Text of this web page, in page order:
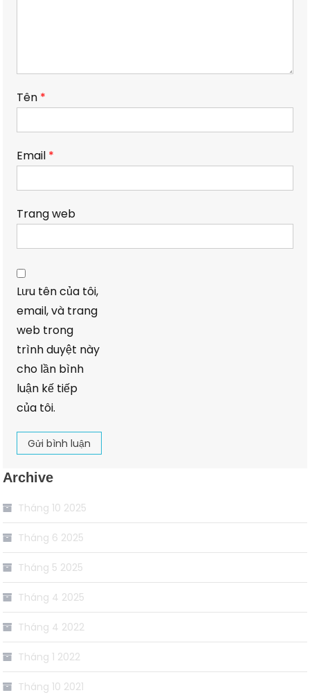
Tên *
Email *
Trang web
Lưu tên của tôi,
email, và trang
web trong
trình duyệt này
cho lần bình
luận kế tiếp
của tôi.
Archive
Tháng 10 2025
Tháng 6 2025
Tháng 5 2025
Tháng 4 2025
Tháng 4 2022
Tháng 1 2022
Tháng 10 2021